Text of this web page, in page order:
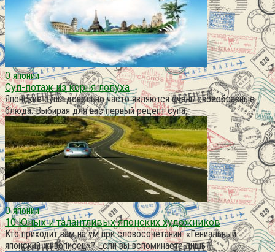
О японии
Суп-потаж из корня лопуха
Японские супы довольно часто являются очень своеобразные
блюда. Выбирая для вас первый рецепт супа,
О японии
10 Юных и талантливых японских художников
Кто приходит вам на ум при словосочетании: «Гениальный
японский живописец»? Если вы вспоминаете лишь